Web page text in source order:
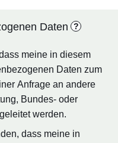
Daten ?
meine in diesem
Daten zum
Anfrage an andere
Bundes- oder
werden.
dass meine in